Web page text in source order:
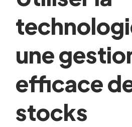
une
efficace
stocks